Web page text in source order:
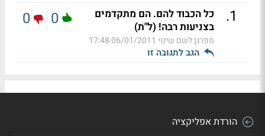
1
.
כל הכבוד להם. הם מתקדמים
בצניעות רבה! (ל"ת)
מפרגן לשם שינוי 06/01/2011 17:48
הגב לתגובה זו
0
0
הורדת אפליקציה